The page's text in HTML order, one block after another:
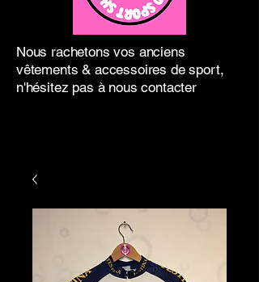
Nous rachetons vos anciens
vêtements & accessoires de sport,
n'hésitez pas à nous contacter